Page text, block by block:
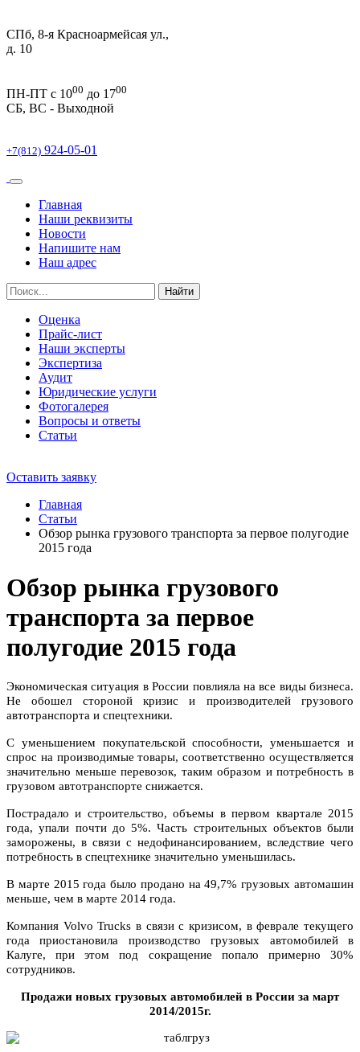
СПб, 8-я Красноармейсая ул.,
д. 10
ПН-ПТ c 1000 до 1700
СБ, ВС - Выходной
+7(812) 924-05-01
Главная
Наши реквизиты
Новости
Напишите нам
Наш адрес
Найти
Оценка
Прайс-лист
Наши эксперты
Экспертиза
Аудит
Юридические услуги
Фотогалерея
Вопросы и ответы
Статьи
Оставить заявку
Главная
Статьи
Обзор рынка грузового транспорта за первое полугодие
2015 года
Обзор рынка грузового
транспорта за первое
полугодие 2015 года
Экономическая ситуация в России повлияла на все виды бизнеса.
Не обошел стороной кризис и производителей грузового
автотранспорта и спецтехники.
С уменьшением покупательской способности, уменьшается и
спрос на производимые товары, соответственно осуществляется
значительно меньше перевозок, таким образом и потребность в
грузовом автотранспорте снижается.
Пострадало и строительство, объемы в первом квартале 2015
года, упали почти до 5%. Часть строительных объектов были
заморожены, в связи с недофинансированием, вследствие чего
потребность в спецтехнике значительно уменьшилась.
В марте 2015 года было продано на 49,7% грузовых автомашин
меньше, чем в марте 2014 года.
Компания Volvo Trucks в связи с кризисом, в феврале текущего
года приостановила производство грузовых автомобилей в
Калуге, при этом под сокращение попало примерно 30%
сотрудников.
Продажи новых грузовых автомобилей в России за март
2014/2015г.